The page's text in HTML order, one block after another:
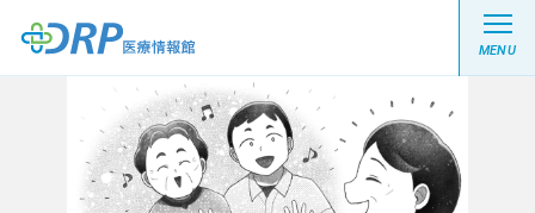
MENU
最新の注目記事